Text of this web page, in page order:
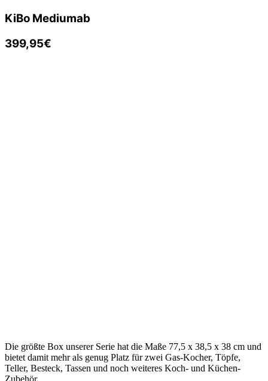
KiBo Mediumab
399,95€
Die größte Box unserer Serie hat die Maße 77,5 x 38,5 x 38 cm und
bietet damit mehr als genug Platz für zwei Gas-Kocher, Töpfe,
Teller, Besteck, Tassen und noch weiteres Koch- und Küchen-
Zubehör.